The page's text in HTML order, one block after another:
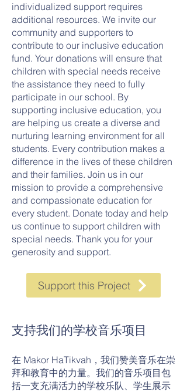
individualized support requires
additional resources. We invite our
community and supporters to
contribute to our inclusive education
fund. Your donations will ensure that
children with special needs receive
the assistance they need to fully
participate in our school. By
supporting inclusive education, you
are helping us create a diverse and
nurturing learning environment for all
students. Every contribution makes a
difference in the lives of these children
and their families. Join us in our
mission to provide a comprehensive
and compassionate education for
every student. Donate today and help
us continue to support children with
special needs. Thank you for your
generosity and support.
Support this Project
支持我们的学校音乐项目
在 Makor HaTikvah，我们赞美音乐在崇
拜和教育中的力量。我们的音乐项目包
括一支充满活力的学校乐队、学生展示